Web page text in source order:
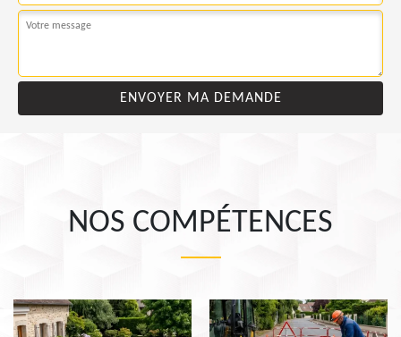
NOS COMPÉTENCES